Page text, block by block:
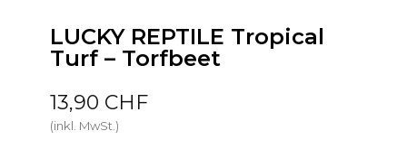
LUCKY REPTILE Tropical
Turf – Torfbeet
13,90 CHF
(inkl. MwSt.)